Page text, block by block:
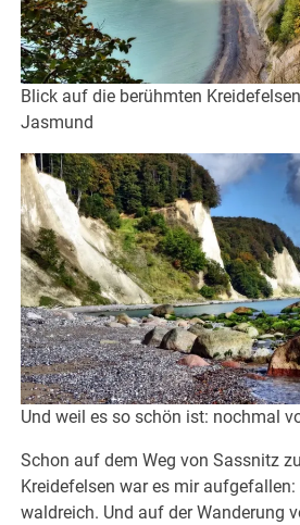
Blick auf die berühmten
Jasmund
Und weil es so schön ist: nochmal
Schon auf dem Weg von Sassnitz
Kreidefelsen war es mir
waldreich. Und auf der Wanderung